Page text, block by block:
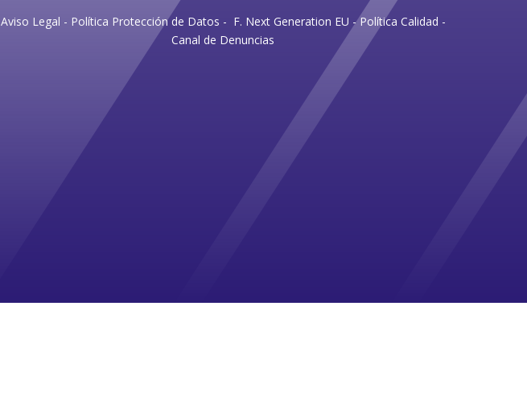
Aviso Legal - Política Protección de Datos - F. Next Generation EU -Política Calidad -
Canal de Denuncias